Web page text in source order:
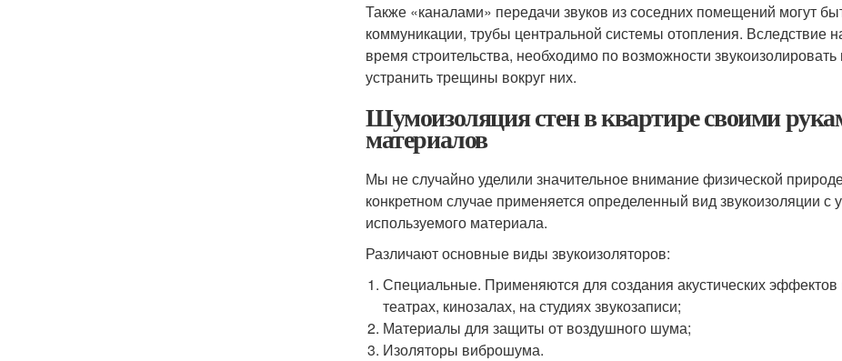
Также «каналами» передачи звуков из соседних помещений могут
коммуникации, трубы центральной системы отопления. Вследствие
время строительства, необходимо по возможности
устранить трещины вокруг них.
Шумоизоляция стен в квартире своими
материалов
Мы не случайно уделили значительное внимание физической
конкретном случае применяется определенный вид звукоизоляции с
используемого материала.
Различают основные виды звукоизоляторов:
Специальные. Применяются для создания акустических
театрах, кинозалах, на студиях звукозаписи;
Материалы для защиты от воздушного шума;
Изоляторы виброшума.